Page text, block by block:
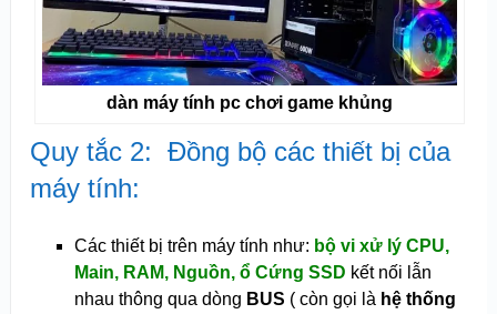
dàn máy tính pc chơi game khủng
Quy tắc 2: Đồng bộ các thiết bị của
máy tính:
Các thiết bị trên máy tính như: bộ vi xử lý CPU,
Main, RAM, Nguồn, ổ Cứng SSD kết nối lẫn
nhau thông qua dòng BUS ( còn gọi là hệ thống